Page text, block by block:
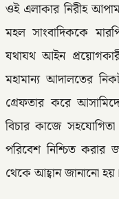
ওই এলাকার নিরীহ
মহল সাংবাদিককে
যথাযথ আইন
মহামান্য আদালতের
গ্রেফতার করে
বিচার কাজে
পরিবেশ নিশ্চিত করার
থেকে আহ্বান জানানো হয়।